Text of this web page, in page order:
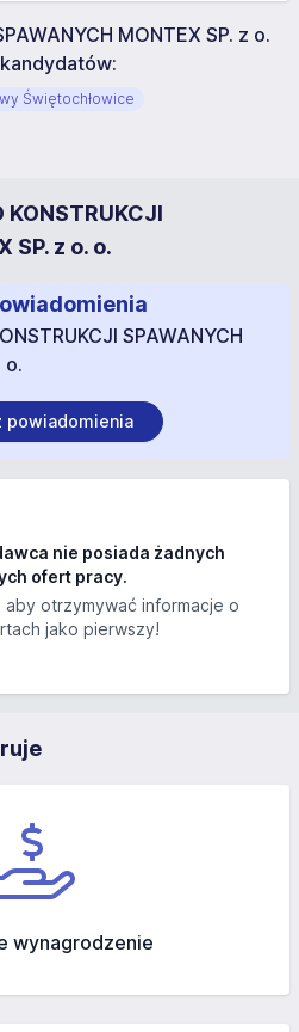
MONTEX SP. z o.
Świętochłowice
SP. z o. o.
SPAWANYCH
o.
powiadomienia
nie posiada żadnych
ofert pracy.
aby otrzymywać informacje o
jako pierwszy!
wynagrodzenie